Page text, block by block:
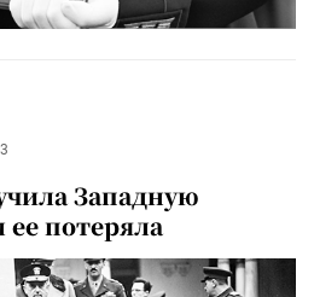
Западную
ее потеряла